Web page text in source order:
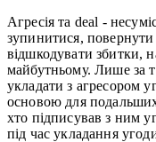
Агресія та deal -
зупинитися, повернути
відшкодувати збитки,
майбутньому. Лише за
укладати з агресором
основою для
хто підписував з ним
під час укладання